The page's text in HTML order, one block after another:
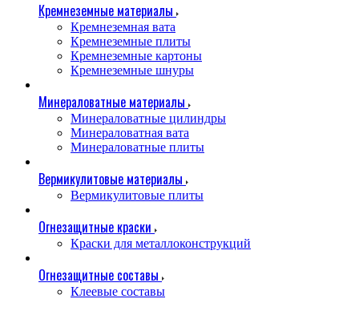
Кремнеземные материалы
Кремнеземная вата
Кремнеземные плиты
Кремнеземные картоны
Кремнеземные шнуры
Минераловатные материалы
Минераловатные цилиндры
Минераловатная вата
Минераловатные плиты
Вермикулитовые материалы
Вермикулитовые плиты
Огнезащитные краски
Краски для металлоконструкций
Огнезащитные составы
Клеевые составы